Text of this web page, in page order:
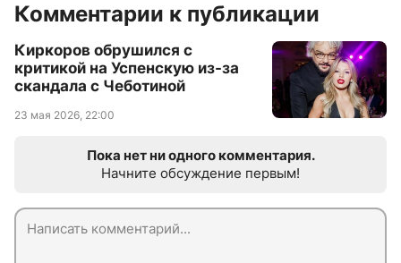
Комментарии к публикации
Киркоров обрушился с
критикой на Успенскую из-за
скандала с Чеботиной
23 мая 2026, 22:00
Пока нет ни одного комментария.
Начните обсуждение первым!